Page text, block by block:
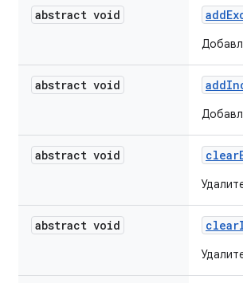
abstract void add
abstract void add
abstract void clear
abstract void clear